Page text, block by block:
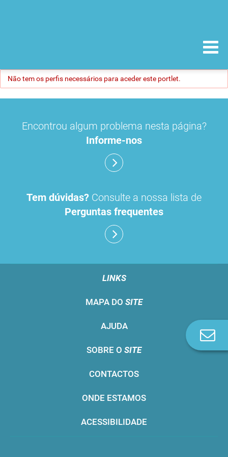
Não tem os perfis necessários para aceder este portlet.
Encontrou algum problema nesta página?
Informe-nos
Tem dúvidas? Consulte a nossa lista de
Perguntas frequentes
LINKS
MAPA DO SITE
AJUDA
SOBRE O SITE
CONTACTOS
ONDE ESTAMOS
ACESSIBILIDADE